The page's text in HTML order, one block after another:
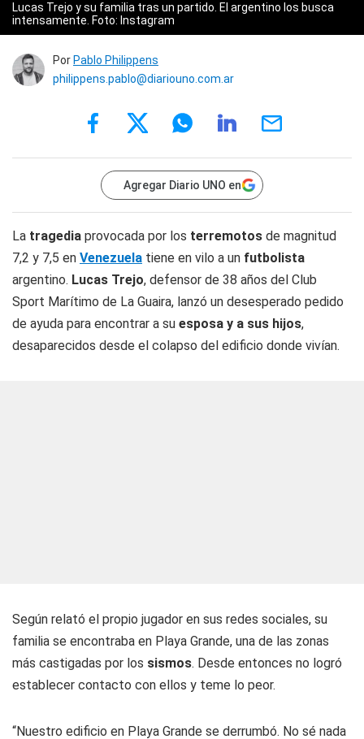
Lucas Trejo y su familia tras un partido. El argentino los busca
intensamente. Foto: Instagram
Por Pablo Philippens
philippens.pablo@diariouno.com.ar
Agregar Diario UNO en
La tragedia provocada por los terremotos de magnitud
7,2 y 7,5 en Venezuela tiene en vilo a un futbolista
argentino. Lucas Trejo, defensor de 38 años del Club
Sport Marítimo de La Guaira, lanzó un desesperado pedido
de ayuda para encontrar a su esposa y a sus hijos,
desaparecidos desde el colapso del edificio donde vivían.
Según relató el propio jugador en sus redes sociales, su
familia se encontraba en Playa Grande, una de las zonas
más castigadas por los sismos. Desde entonces no logró
establecer contacto con ellos y teme lo peor.
“Nuestro edificio en Playa Grande se derrumbó. No sé nada